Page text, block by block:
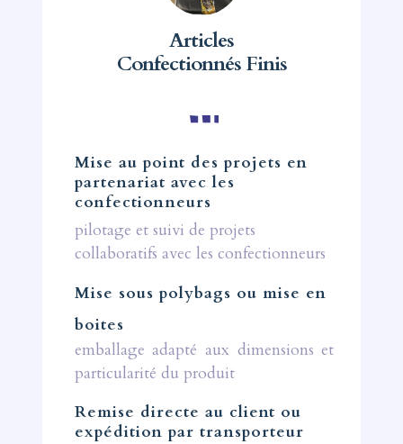
Articles
Confectionnés Finis
Mise au point des projets en
partenariat avec les
confectionneurs
pilotage et suivi de projets
collaboratifs avec les confectionneurs
Mise sous polybags ou mise en
boites
emballage adapté aux dimensions et
particularité du produit
Remise directe au client ou
expédition par transporteur